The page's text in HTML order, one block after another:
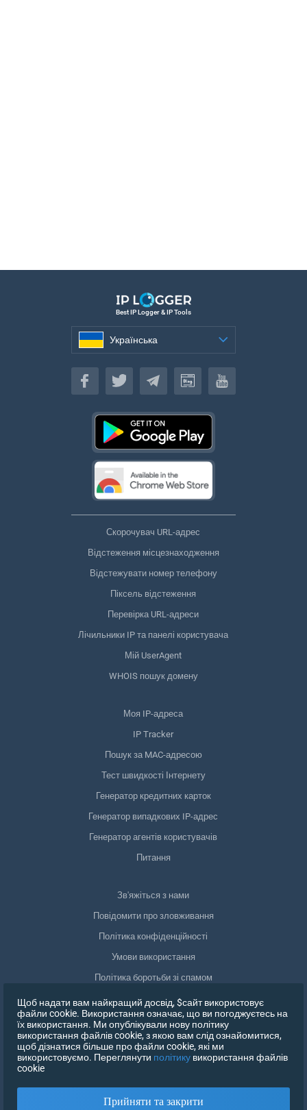
Best IP Logger & IP Tools
Українська
Українська
Скорочувач URL-адрес
Відстеження місцезнаходження
Відстежувати номер телефону
Піксель відстеження
Перевірка URL-адреси
Лічильники IP та панелі користувача
Мій UserAgent
WHOIS пошук домену
Моя IP-адреса
IP Tracker
Пошук за MAC-адресою
Тест швидкості Інтернету
Генератор кредитних карток
Генератор випадкових IP-адрес
Генератор агентів користувачів
Питання
Зв'яжіться з нами
Повідомити про зловживання
Політика конфіденційності
Умови використання
Політика боротьби зі спамом
Відповідність GDPR
Видалити мої дані
Відкликати згоду
Щоб надати вам найкращий досвід, $сайт використовує
файли cookie. Використання означає, що ви погоджуєтесь на
їх використання. Ми опублікували нову політику
використання файлів cookie, з якою вам слід ознайомитися,
щоб дізнатися більше про файли cookie, які ми
використовуємо. Переглянути політику використання файлів
cookie
Прийняти та закрити